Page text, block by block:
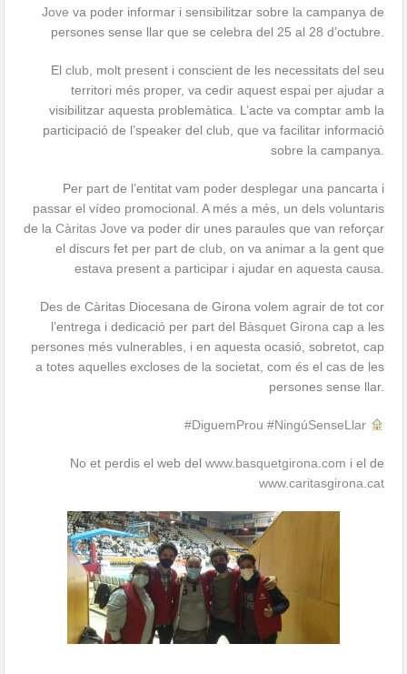
Jove va poder informar i sensibilitzar sobre la campanya de
persones sense llar que se celebra del 25 al 28 d’octubre.
El club , molt present i conscient de les necessitats del seu
territori més proper, va cedir aquest espai per ajudar a
visibilitzar aquesta problemàtica. L’acte va comptar amb la
participació de l’speaker del club, que va facilitar informació
sobre la campanya.
Per part de l’entitat vam poder desplegar una pancarta i
passar el vídeo promocional. A més a més, un dels voluntaris
de la Càritas Jove va poder dir unes paraules que van reforçar
el discurs fet per part de club , on va animar a la gent que
estava present a participar i ajudar en aquesta causa.
Des de Càritas Diocesana de Girona volem agrair de tot cor
l’entrega i dedicació per part del Bàsquet Girona cap a les
persones més vulnerables, i en aquesta ocasió, sobretot, cap
a totes aquelles excloses de la societat, com és el cas de les
persones sense llar.
#DiguemProu #NingúSenseLlar
No et perdis el web del www.basquetgirona.com i el de
www.caritasgirona.cat